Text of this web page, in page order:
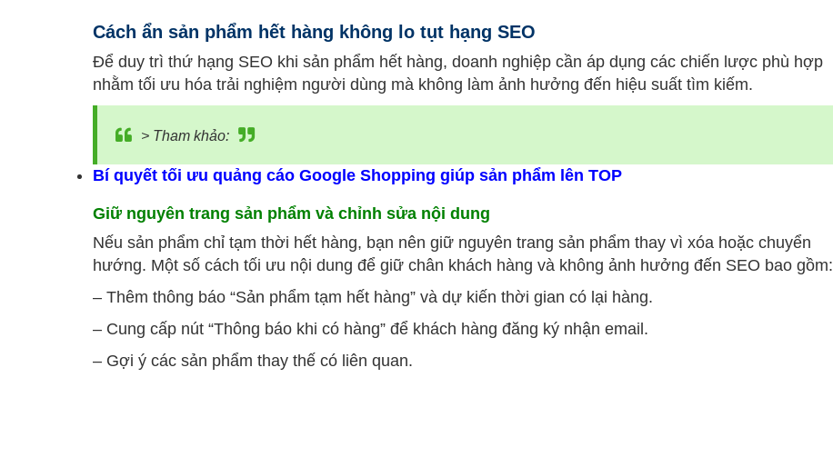
Cách ẩn sản phẩm hết hàng không lo tụt hạng SEO
Để duy trì thứ hạng SEO khi sản phẩm hết hàng, doanh nghiệp cần áp dụng các chiến lược phù hợp
nhằm tối ưu hóa trải nghiệm người dùng mà không làm ảnh hưởng đến hiệu suất tìm kiếm.
> Tham khảo:
Bí quyết tối ưu quảng cáo Google Shopping giúp sản phẩm lên TOP
Giữ nguyên trang sản phẩm và chỉnh sửa nội dung
Nếu sản phẩm chỉ tạm thời hết hàng, bạn nên giữ nguyên trang sản phẩm thay vì xóa hoặc chuyển
hướng. Một số cách tối ưu nội dung để giữ chân khách hàng và không ảnh hưởng đến SEO bao gồm:
– Thêm thông báo “Sản phẩm tạm hết hàng” và dự kiến thời gian có lại hàng.
– Cung cấp nút “Thông báo khi có hàng” để khách hàng đăng ký nhận email.
– Gợi ý các sản phẩm thay thế có liên quan.